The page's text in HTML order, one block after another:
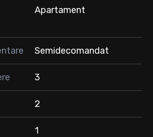
sa ne contactati.
Apartament
Semidecomandat
3
2
1